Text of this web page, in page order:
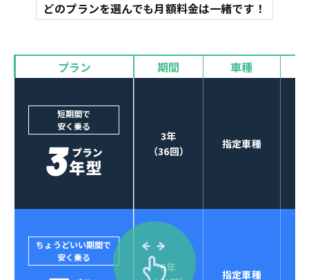
どのプランを選んでも月額料金は一緒です！
プラン 期間 車種
短期間で
安く乗る
3年
（36回）
指定車種
ちょうどいい期間で
安く乗る
5年
指定車種